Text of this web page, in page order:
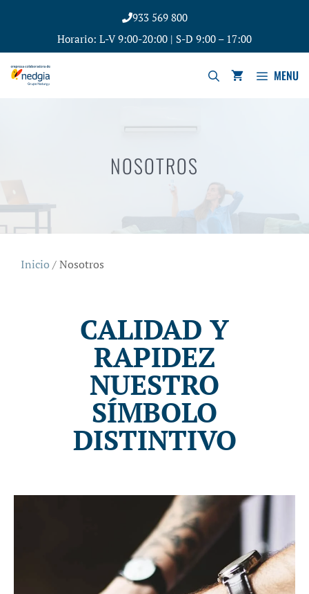
933 569 800
Horario: L-V 9:00-20:00 | S-D 9:00 – 17:00
MENU
NOSOTROS
Inicio / Nosotros
CALIDAD Y
RAPIDEZ
NUESTRO
SÍMBOLO
DISTINTIVO